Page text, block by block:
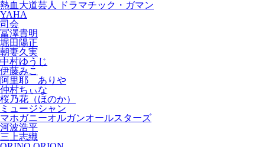
熱血大道芸人 ドラマチック・ガマン
YAHA
司会
冨澤貴明
堀田陽正
朝妻久実
中村ゆうじ
伊藤みこ
阿里耶 ありや
仲村ちぃな
桜乃花（ほのか）
ミュージシャン
マホガニーオルガンオールスターズ
河波浩平
三上志織